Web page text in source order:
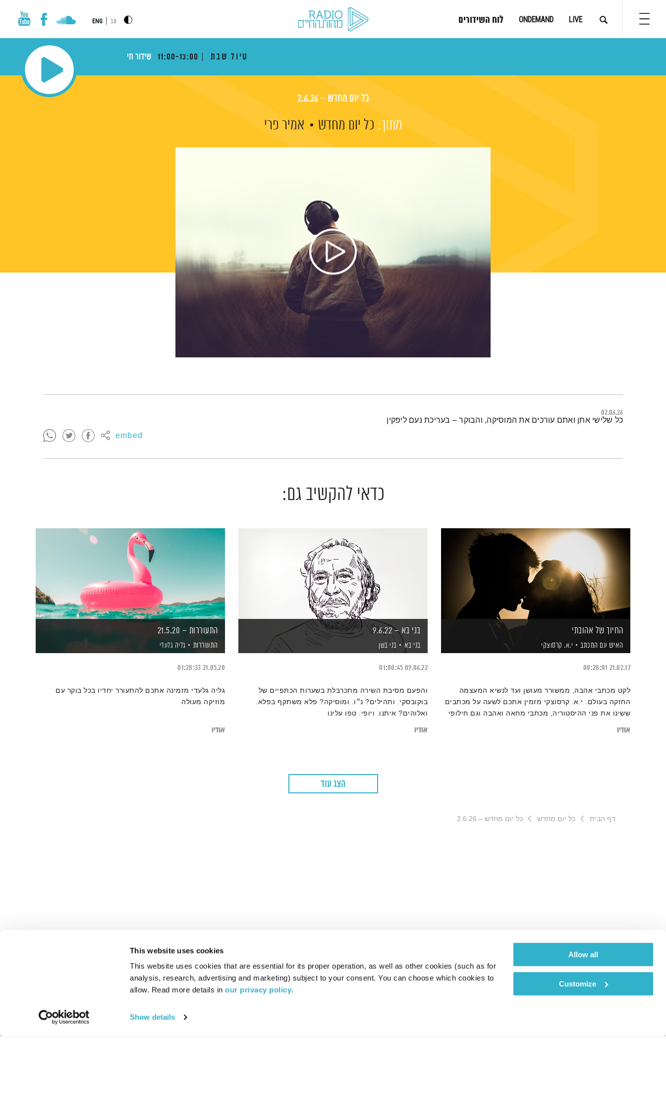
This website uses cookies
This website uses cookies that are essential for its proper operation, as well as other cookies (such as for
analysis, research, advertising and marketing) subject to your consent. You can choose which cookies to
allow. Read more details in our privacy policy.
Show details
Allow all
Customize
LIVE
ONDEMAND לוח השידורים עב ENG
טיול שבת 11:00-13:00 שידור חי
כל יום מחדש – 2.6.26
מתוך: כל יום מחדש אמיר פרי
02.06.26
embed
תמצית הפודקאסט
כל שלישי אתן ואתם עורכים את המוסיקה, והבוקר – בעריכת נעם ליפקין
כדאי להקשיב גם:
החיוך של אהובתי
האיש עם המכתב י.א. קרסוצקי
21.02.17
00:28:01
לקט מכתבי אהבה, ממשורר מעושן ועד לנשיא המעצמה
החזקה בעולם. י.א. קרסוצקי מזמין אתכם לשעה על מכתבים
ששינו את פני ההיסטוריה, מכתבי מחאה ואהבה וגם חילופי
אודיו
בני בא – 9.6.22
בני בא בני בשן
09.06.22
01:00:45
והפעם מסיבת השירה מתכרבלת בשערות הכתפיים של
בוקובסקי. ותהילים? נ״ו. ומוסיקה? פלא משתקף בפלא.
ואלוהים? איתנו. ויופי. טפו עלינו
אודיו
התעוררות – 21.5.20
התעוררות גליה גלעדי
21.05.20
01:28:33
גליה גלעדי מזמינה אתכם להתעורר יחדיו בכל בוקר עם
מוזיקה מעולה
אודיו
הצג עוד
דף הבית כל יום מחדש כל יום מחדש – 2.6.26